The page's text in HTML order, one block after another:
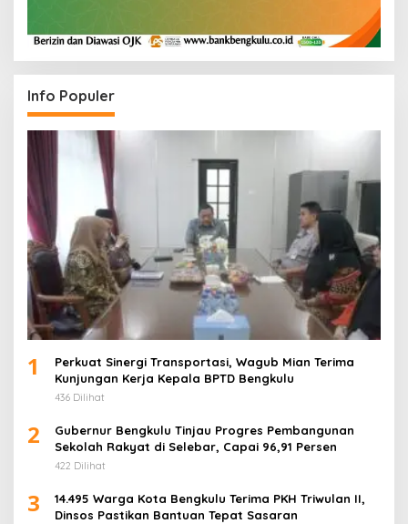
Info Populer
1
Perkuat Sinergi Transportasi, Wagub Mian Terima
Kunjungan Kerja Kepala BPTD Bengkulu
436 Dilihat
2
Gubernur Bengkulu Tinjau Progres Pembangunan
Sekolah Rakyat di Selebar, Capai 96,91 Persen
422 Dilihat
3
14.495 Warga Kota Bengkulu Terima PKH Triwulan II,
Dinsos Pastikan Bantuan Tepat Sasaran